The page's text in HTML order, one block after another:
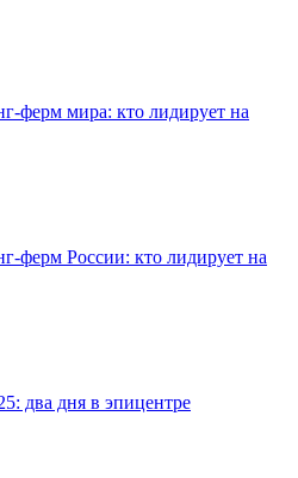
ферм мира: кто лидирует на
России: кто лидирует на
два дня в эпицентре